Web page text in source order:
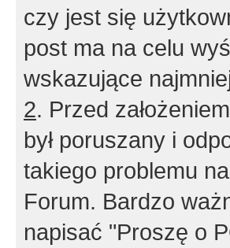
czy jest się
post ma na celu
wskazujące
2. Przed
był poruszany i
takiego problemu
Forum. Bardzo
napisać "Proszę o